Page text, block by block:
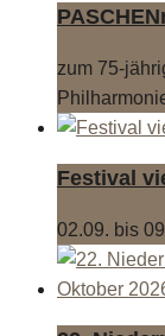
zum 75-
Festival
02.09. bis